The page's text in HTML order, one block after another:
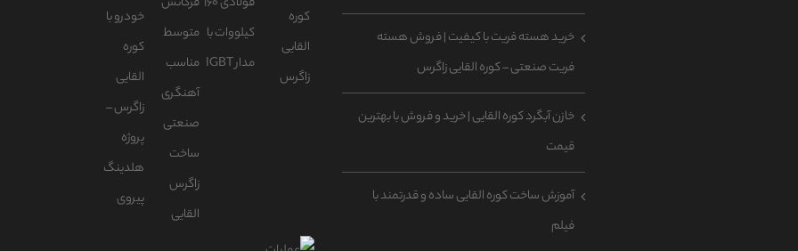
خرید هسته فریت با کیفیت | فروش هسته
فریت صنعتی – کوره القایی زاگرس
خازن آبگرد کوره القایی | خرید و فروش با بهترین
قیمت
آموزش ساخت کوره القایی ساده و قدرتمند با
فیلم